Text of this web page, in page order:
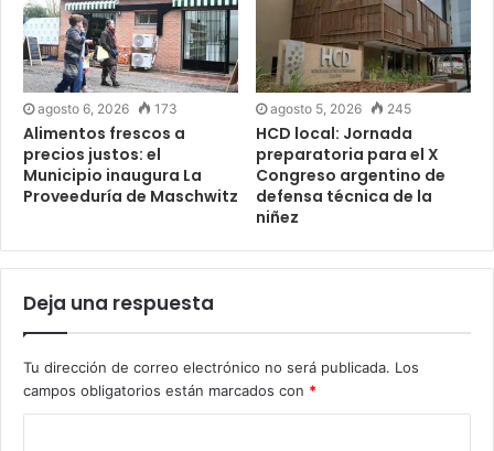
agosto 6, 2026 173
Alimentos frescos a
precios justos: el
Municipio inaugura La
Proveeduría de Maschwitz
agosto 5, 2026 245
HCD local: Jornada
preparatoria para el X
Congreso argentino de
defensa técnica de la
niñez
Deja una respuesta
Tu dirección de correo electrónico no será publicada. Los
campos obligatorios están marcados con *